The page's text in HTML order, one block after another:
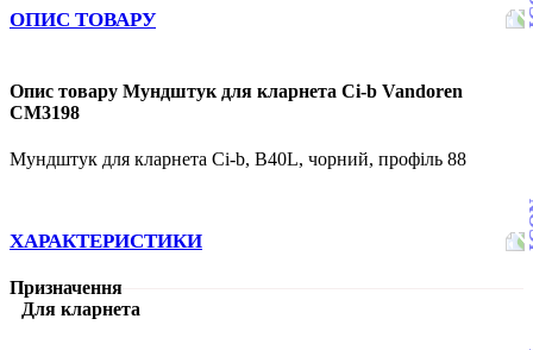
ОПИС ТОВАРУ
Опис товару Мундштук для кларнета Сі-b Vandoren
CM3198
Мундштук для кларнета Сі-b, B40L, чорний, профіль 88
ХАРАКТЕРИСТИКИ
Призначення
Для кларнета